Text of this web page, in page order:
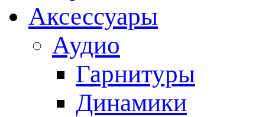
Аксессуары
Аудио
Гарнитуры
Динамики